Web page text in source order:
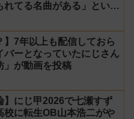
れてる名曲がある」という
】7年以上も配信しておら
バーとなっていたにじさん
」が動画を投稿
】にじ甲2026で七瀬すず
校に転生OB山本浩二がや